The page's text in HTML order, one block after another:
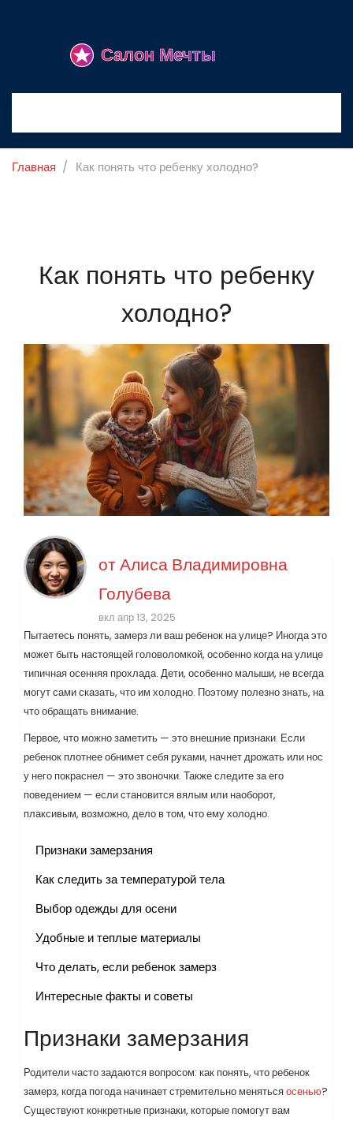
Главная Как понять что ребенку холодно?
Как понять что ребенку
холодно?
отАлиса Владимировна
Голубева
вкл апр 13, 2025
Пытаетесь понять, замерз ли ваш ребенок на улице? Иногда это
может быть настоящей головоломкой, особенно когда на улице
типичная осенняя прохлада. Дети, особенно малыши, не всегда
могут сами сказать, что им холодно. Поэтому полезно знать, на
что обращать внимание.
Первое, что можно заметить — это внешние признаки. Если
ребенок плотнее обнимет себя руками, начнет дрожать или нос
у него покраснел — это звоночки. Также следите за его
поведением — если становится вялым или наоборот,
плаксивым, возможно, дело в том, что ему холодно.
Признаки замерзания
Как следить за температурой тела
Выбор одежды для осени
Удобные и теплые материалы
Что делать, если ребенок замерз
Интересные факты и советы
Признаки замерзания
Родители часто задаются вопросом: как понять, что ребенок
замерз, когда погода начинает стремительно менятьсяосенью?
Существуют конкретные признаки, которые помогут вам